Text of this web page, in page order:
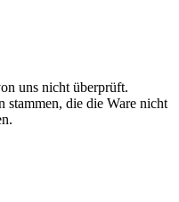
uns nicht überprüft.
stammen, die die Ware nicht